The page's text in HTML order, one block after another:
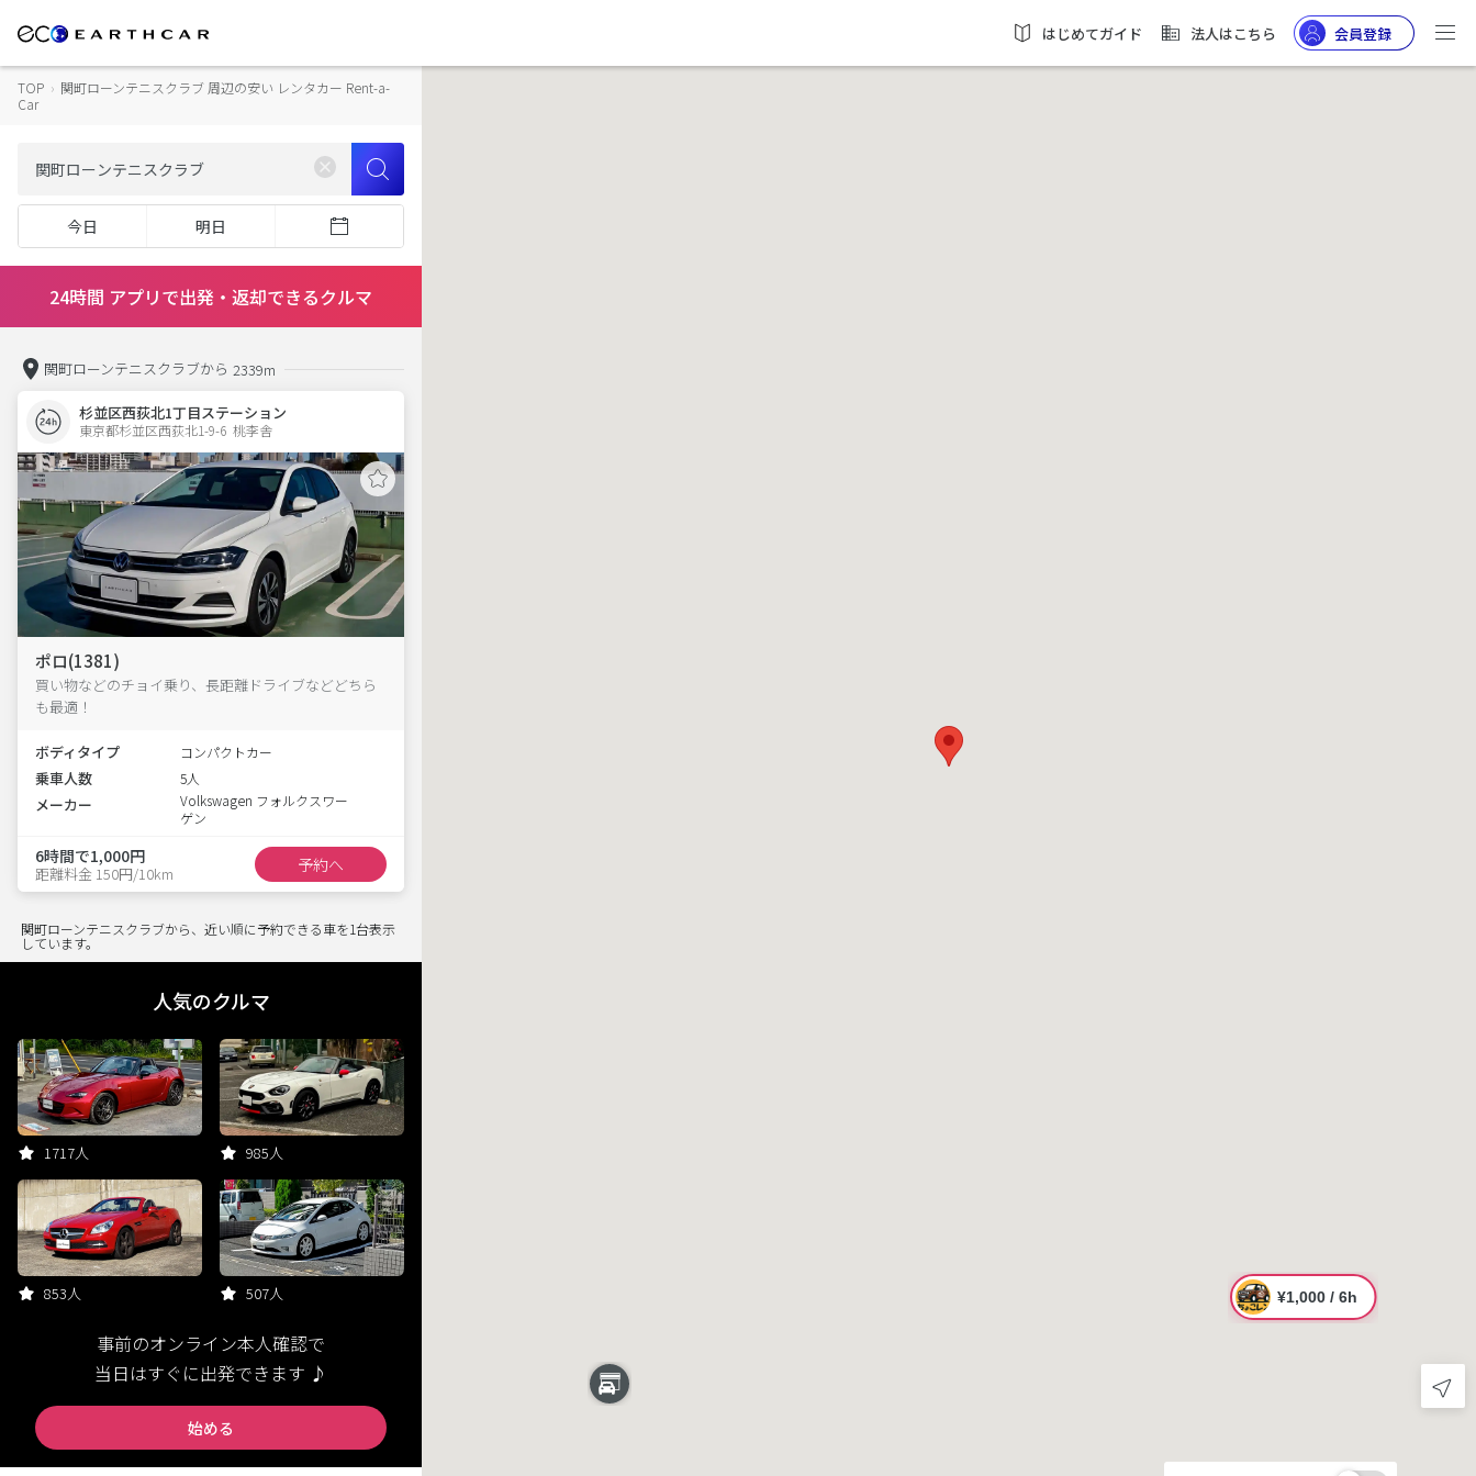
はじめてガイド 法人はこちら 会員登録
TOP › 関町ローンテニスクラブ 周辺の安い レンタカー Rent-a-
Car
今日 明日
24時間 アプリで出発・返却できるクルマ
関町ローンテニスクラブから 2339m
杉並区西荻北1丁目ステーション
東京都杉並区西荻北1-9-6  桃李舎
ポロ(1381)
買い物などのチョイ乗り、長距離ドライブなどどちら
も最適！
ボディタイプ コンパクトカー
乗車人数 5人
メーカー
Volkswagen フォルクスワー
ゲン
6時間で1,000円
距離料金 150円/10km 予約へ
関町ローンテニスクラブから、近い順に予約できる車を1台表示
しています。
人気のクルマ
1717人 985人
853人 507人
事前のオンライン本人確認で
当日はすぐに出発できます ♪
始める